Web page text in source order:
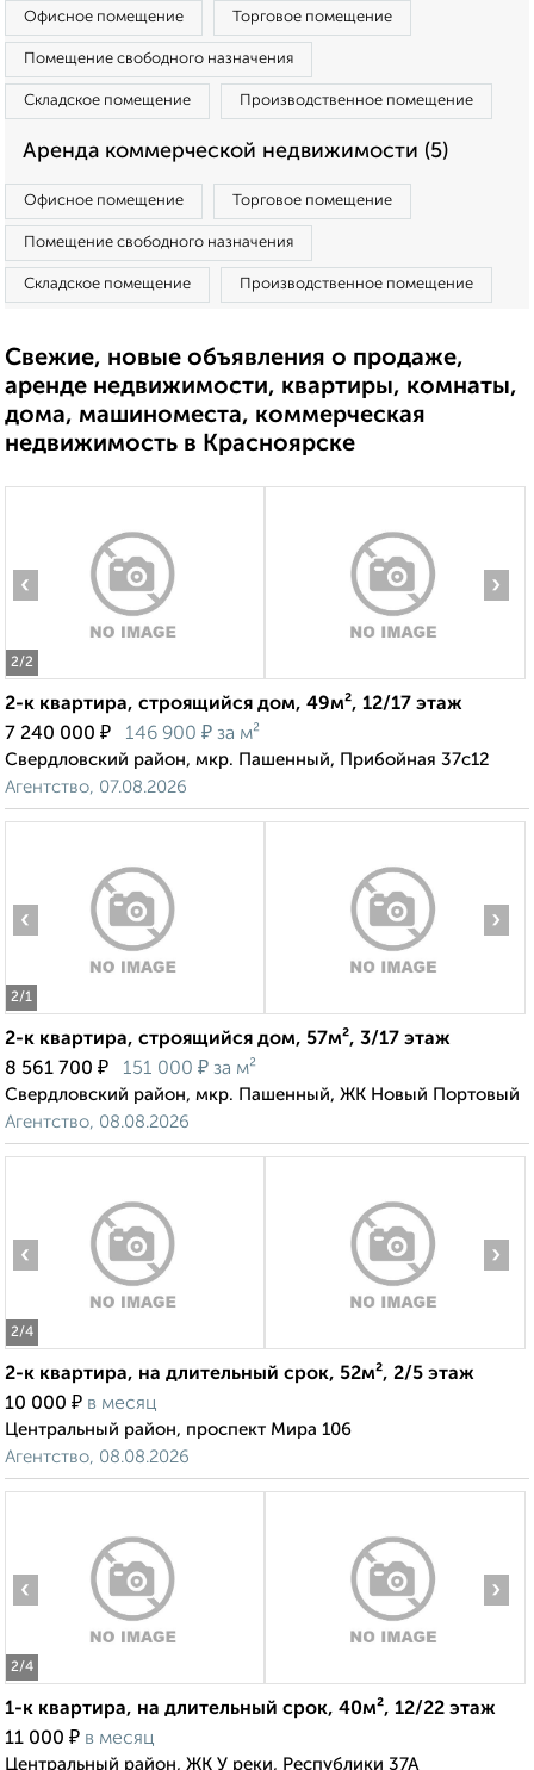
Офисное помещение Торговое помещение
Помещение свободного назначения
Складское помещение Производственное помещение
Аренда коммерческой недвижимости (5)
Офисное помещение Торговое помещение
Помещение свободного назначения
Складское помещение Производственное помещение
Свежие, новые объявления о продаже,
аренде недвижимости, квартиры, комнаты,
дома, машиноместа, коммерческая
недвижимость в Красноярске
2/2
‹ ›
2-к квартира, строящийся дом, 49м², 12/17 этаж
7 240 000 ₽ 146 900 ₽ за м²
Свердловский район, мкр. Пашенный, Прибойная 37с12
Агентство, 07.08.2026
2/1
‹ ›
2-к квартира, строящийся дом, 57м², 3/17 этаж
8 561 700 ₽ 151 000 ₽ за м²
Свердловский район, мкр. Пашенный, ЖК Новый Портовый
Агентство, 08.08.2026
2/4
‹ ›
2-к квартира, на длительный срок, 52м², 2/5 этаж
10 000 ₽ в месяц
Центральный район, проспект Мира 106
Агентство, 08.08.2026
2/4
‹ ›
1-к квартира, на длительный срок, 40м², 12/22 этаж
11 000 ₽ в месяц
Центральный район, ЖК У реки, Республики 37А